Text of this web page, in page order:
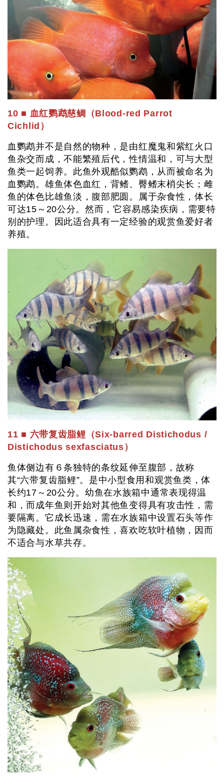
10 ■ 血红鹦鹉慈鲷（Blood-red Parrot
Cichlid）
血鹦鹉并不是自然的物种，是由红魔鬼和紫红火口
鱼杂交而成，不能繁殖后代，性情温和，可与大型
鱼类一起饲养。此鱼外观酷似鹦鹉，从而被命名为
血鹦鹉。雄鱼体色血红，背鳍、臀鳍末梢尖长；雌
鱼的体色比雄鱼淡，腹部肥圆。属于杂食性，体长
可达15～20公分。然而，它容易感染疾病，需要特
别的护理。因此适合具有一定经验的观赏鱼爱好者
养殖。
11 ■ 六带复齿脂鲤（Six-barred Distichodus /
Distichodus sexfasciatus）
鱼体侧边有６条独特的条纹延伸至腹部，故称
其“六带复齿脂鲤”。是中小型食用和观赏鱼类，体
长约17～20公分。幼鱼在水族箱中通常表现得温
和，而成年鱼则开始对其他鱼变得具有攻击性，需
要隔离。它成长迅速，需在水族箱中设置石头等作
为隐藏处。此鱼属杂食性，喜欢吃软叶植物，因而
不适合与水草共存。